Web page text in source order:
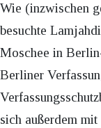
Wie (inzwischen
besuchte
Moschee in
Berliner
sich außerdem